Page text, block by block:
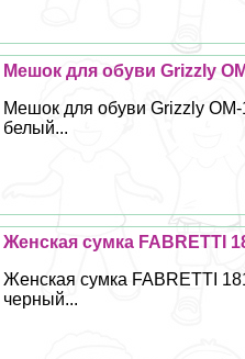
Мешок для обуви Grizzly
Мешок для обуви Grizzly
белый...
Женская сумка FABRETTI
Женская сумка FABRETTI
черный...